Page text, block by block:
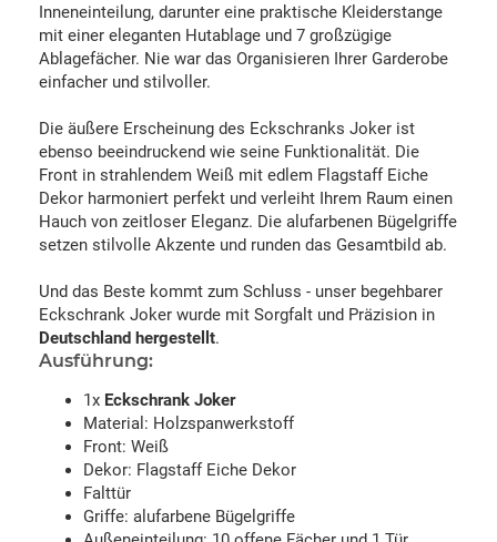
Inneneinteilung, darunter eine praktische Kleiderstange
mit einer eleganten Hutablage und 7 großzügige
Ablagefächer. Nie war das Organisieren Ihrer Garderobe
einfacher und stilvoller.
Die äußere Erscheinung des Eckschranks Joker ist
ebenso beeindruckend wie seine Funktionalität. Die
Front in strahlendem Weiß mit edlem Flagstaff Eiche
Dekor harmoniert perfekt und verleiht Ihrem Raum einen
Hauch von zeitloser Eleganz. Die alufarbenen Bügelgriffe
setzen stilvolle Akzente und runden das Gesamtbild ab.
Und das Beste kommt zum Schluss - unser begehbarer
Eckschrank Joker wurde mit Sorgfalt und Präzision in
Deutschland hergestellt.
Ausführung:
1x Eckschrank Joker
Material: Holzspanwerkstoff
Front: Weiß
Dekor: Flagstaff Eiche Dekor
Falttür
Griffe: alufarbene Bügelgriffe